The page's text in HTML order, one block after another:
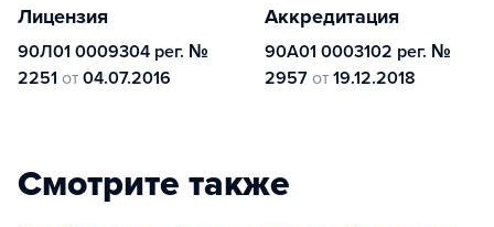
Лицензия
90Л01 0009304 рег. №
2251 от 04.07.2016
Аккредитация
90А01 0003102 рег. №
2957 от 19.12.2018
Смотрите также